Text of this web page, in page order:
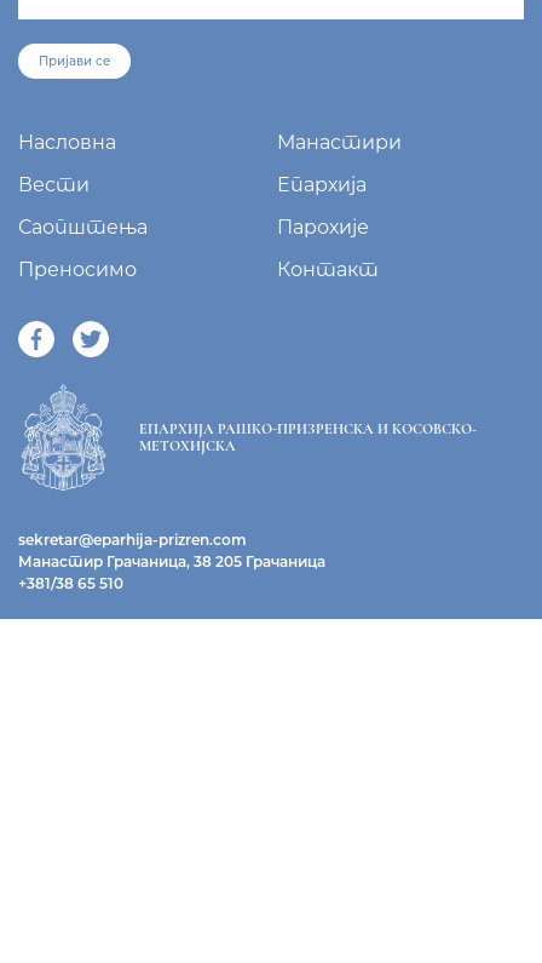
Пријави се
Насловна
Манастири
Вести
Епархија
Саопштења
Парохије
Преносимо
Контакт
ЕПАРХИЈА РАШКО-ПРИЗРЕНСКА И КОСОВСКО-
МЕТОХИЈСКА
sekretar@eparhija-prizren.com
Манастир Грачаница, 38 205 Грачаница
+381/38 65 510